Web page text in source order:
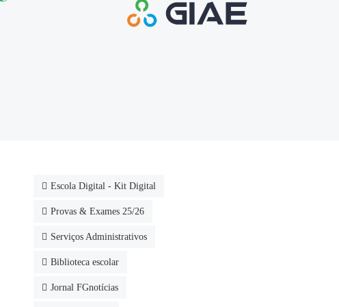
Escola Digital - Kit Digital
Provas & Exames 25/26
Serviços Administrativos
Biblioteca escolar
Jornal FGnotícias